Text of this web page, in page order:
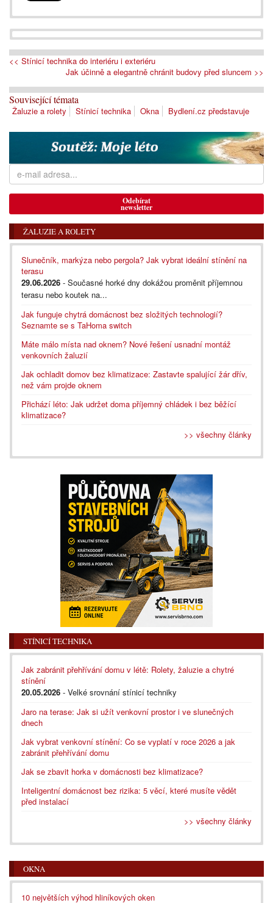
<< Stínicí technika do interiéru i exteriéru
Jak účinně a elegantně chránit budovy před sluncem >>
Související témata
Žaluzie a rolety Stínicí technika Okna Bydlení.cz představuje
Odebírat
newsletter
ŽALUZIE A ROLETY
Slunečník, markýza nebo pergola? Jak vybrat ideální stínění na
terasu
29.06.2026 - Současné horké dny dokážou proměnit příjemnou
terasu nebo koutek na...
Jak funguje chytrá domácnost bez složitých technologií?
Seznamte se s TaHoma switch
Máte málo místa nad oknem? Nové řešení usnadní montáž
venkovních žaluzií
Jak ochladit domov bez klimatizace: Zastavte spalující žár dřív,
než vám projde oknem
Přichází léto: Jak udržet doma příjemný chládek i bez běžící
klimatizace?
>> všechny články
STÍNICÍ TECHNIKA
Jak zabránit přehřívání domu v létě: Rolety, žaluzie a chytré
stínění
20.05.2026 - Velké srovnání stínicí techniky
Jaro na terase: Jak si užít venkovní prostor i ve slunečných
dnech
Jak vybrat venkovní stínění: Co se vyplatí v roce 2026 a jak
zabránit přehřívání domu
Jak se zbavit horka v domácnosti bez klimatizace?
Inteligentní domácnost bez rizika: 5 věcí, které musíte vědět
před instalací
>> všechny články
OKNA
10 největších výhod hliníkových oken